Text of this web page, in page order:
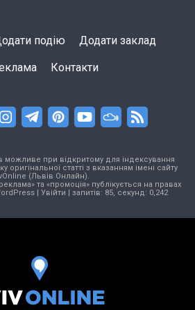
подію Додати заклад
Контакти
можливе при відкритому для індексування
оригінальної статті з вказанням імені сайту
(Львів Онлайн).
та «промоція» публікується на правах
| Увійти | запитів: 85, секунд: 0,242